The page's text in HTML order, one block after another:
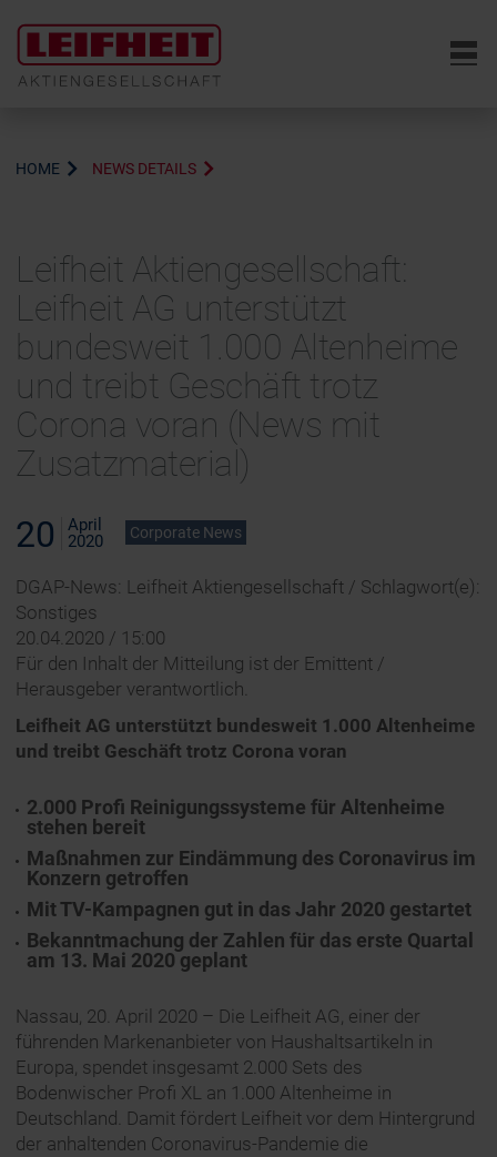
6
HOME NEWS DETAILS
Leifheit Aktiengesellschaft:
Leifheit AG unterstützt
bundesweit 1.000 Altenheime
und treibt Geschäft trotz
Corona voran (News mit
Zusatzmaterial)
20
April
2020
Corporate News
DGAP-News: Leifheit Aktiengesellschaft / Schlagwort(e):
Sonstiges
20.04.2020 / 15:00
Für den Inhalt der Mitteilung ist der Emittent /
Herausgeber verantwortlich.
Leifheit AG unterstützt bundesweit 1.000 Altenheime
und treibt Geschäft trotz Corona voran
2.000 Profi Reinigungssysteme für Altenheime
stehen bereit
Maßnahmen zur Eindämmung des Coronavirus im
Konzern getroffen
Mit TV-Kampagnen gut in das Jahr 2020 gestartet
Bekanntmachung der Zahlen für das erste Quartal
am 13. Mai 2020 geplant
Nassau, 20. April 2020 – Die Leifheit AG, einer der
führenden Markenanbieter von Haushaltsartikeln in
Europa, spendet insgesamt 2.000 Sets des
Bodenwischer Profi XL an 1.000 Altenheime in
Deutschland. Damit fördert Leifheit vor dem Hintergrund
der anhaltenden Coronavirus-Pandemie die